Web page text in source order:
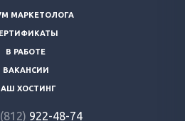
МАРКЕТОЛОГА
В РАБОТЕ
ВАКАНСИИ
ХОСТИНГ
922-48-74